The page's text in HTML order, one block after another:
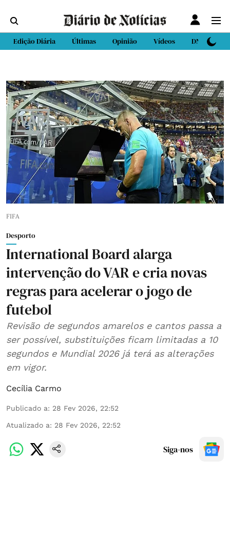
Edição Diária Últimas Opinião Vídeos DN Sport
FIFA
Desporto
International Board alarga
intervenção do VAR e cria novas
regras para acelerar o jogo de
futebol
Revisão de segundos amarelos e cantos passa a
ser possível, substituições ficam limitadas a 10
segundos e Mundial 2026 já terá as alterações
em vigor.
Cecília Carmo
Publicado a: 28 Fev 2026, 22:52
Atualizado a: 28 Fev 2026, 22:52
Siga-nos